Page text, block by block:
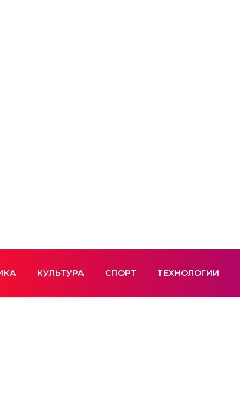
КУЛЬТУРА СПОРТ ТЕХНОЛОГИИ